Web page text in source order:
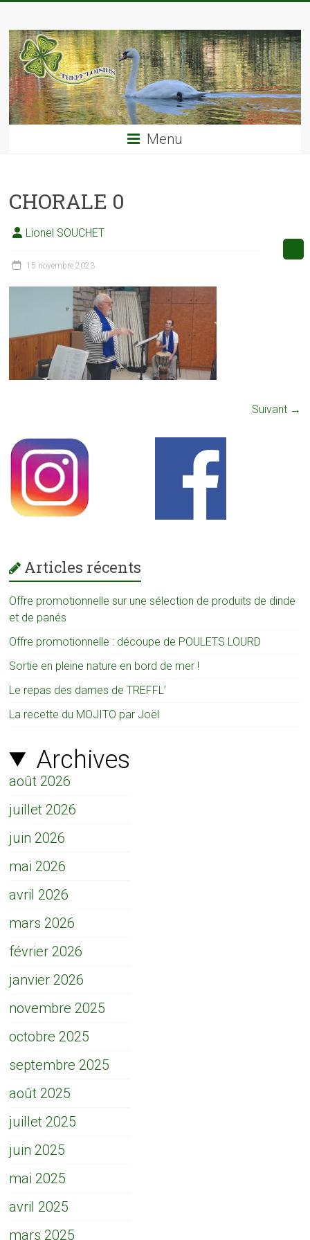
content
TREFF'LOISIRS
Menu
CHORALE 0
Lionel SOUCHET
15 novembre 2023
Suivant →
Articles récents
Offre promotionnelle sur une sélection de produits de dinde
et de panés
Offre promotionnelle : découpe de POULETS LOURD
Sortie en pleine nature en bord de mer !
Le repas des dames de TREFFL’
La recette du MOJITO par Joël
Archives
août 2026
juillet 2026
juin 2026
mai 2026
avril 2026
mars 2026
février 2026
janvier 2026
novembre 2025
octobre 2025
septembre 2025
août 2025
juillet 2025
juin 2025
mai 2025
avril 2025
mars 2025